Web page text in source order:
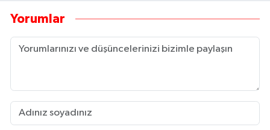
Yorumlar